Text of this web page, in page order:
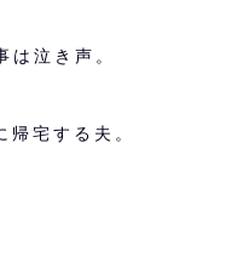
は泣き声。
宅する夫。